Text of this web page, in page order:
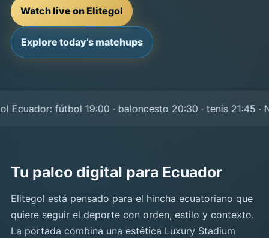
Watch live on Elitegol
Explore today’s matchups
fútbol 19:00 · baloncesto 20:30 · tenis 21:45 ·
Tu palco digital para Ecuador
Elitegol está pensado para el hincha ecuatoriano que
quiere seguir el deporte con orden, estilo y contexto.
La portada combina una estética Luxury Stadium